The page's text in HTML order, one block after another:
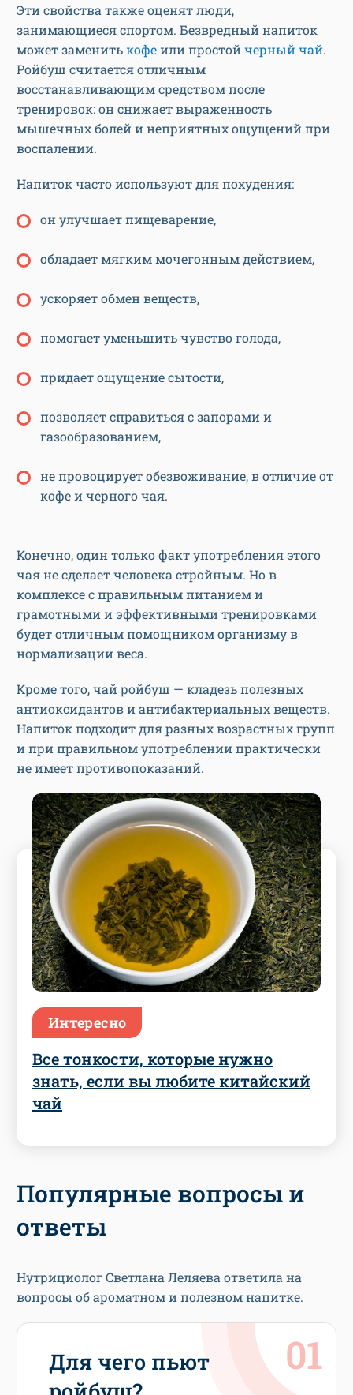
Эти свойства также оценят люди,
занимающиеся спортом. Безвредный напиток
может заменитькофеили простой черный чай.
Ройбуш считается отличным
восстанавливающим средством после
тренировок: он снижает выраженность
мышечных болей и неприятных ощущений при
воспалении.
Напиток часто используют для похудения:
он улучшает пищеварение,
обладает мягким мочегонным действием,
ускоряет обмен веществ,
помогает уменьшить чувство голода,
придает ощущение сытости,
позволяет справиться с запорами и
газообразованием,
не провоцирует обезвоживание, в отличие от
кофе и черного чая.
Конечно, один только факт употребления этого
чая не сделает человека стройным. Но в
комплексе с правильным питанием и
грамотными и эффективными тренировками
будет отличным помощником организму в
нормализации веса.
Кроме того, чай ройбуш — кладезь полезных
антиоксидантов и антибактериальных веществ.
Напиток подходит для разных возрастных групп
и при правильном употреблении практически
не имеет противопоказаний.
Интересно
Все тонкости, которые нужно
знать, если вы любите китайский
чай
Популярные вопросы и
ответы
Нутрициолог Светлана Леляева ответила на
вопросы об ароматном и полезном напитке.
Для чего пьют